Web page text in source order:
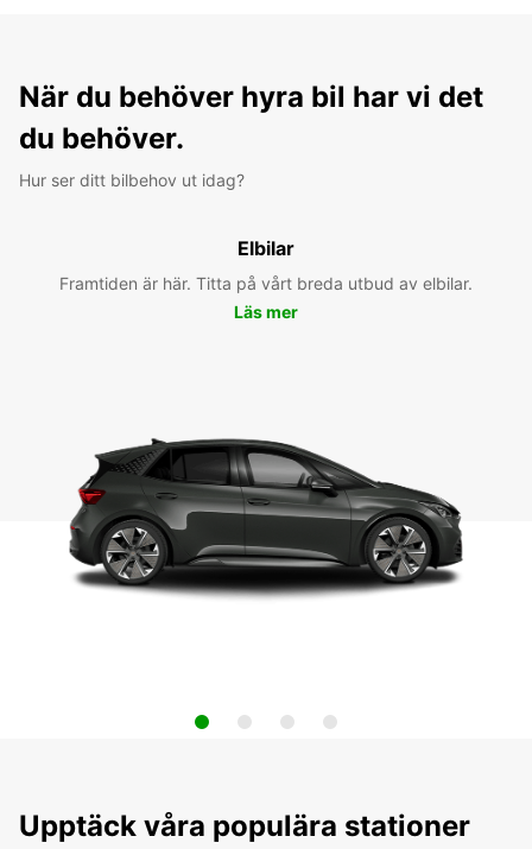
När du behöver hyra bil har vi det
du behöver.
Hur ser ditt bilbehov ut idag?
Elbilar
Framtiden är här. Titta på vårt breda utbud av elbilar.
Läs mer
Upptäck våra populära stationer